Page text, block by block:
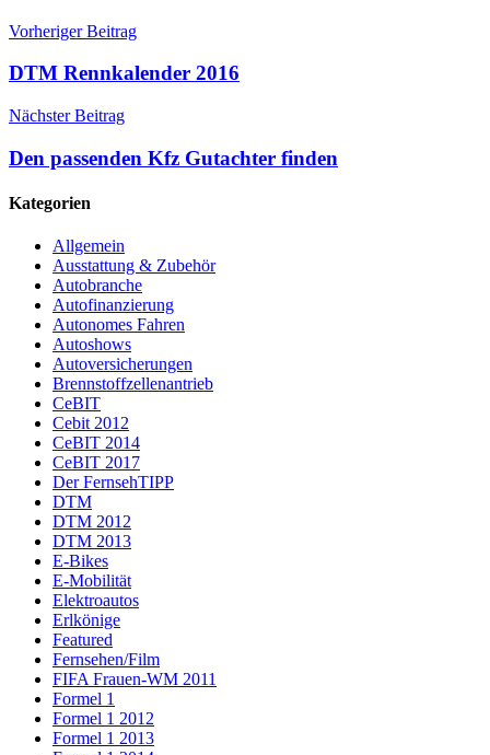
Vorheriger Beitrag
DTM Rennkalender 2016
Nächster Beitrag
Den passenden Kfz Gutachter finden
Kategorien
Allgemein
Ausstattung & Zubehör
Autobranche
Autofinanzierung
Autonomes Fahren
Autoshows
Autoversicherungen
Brennstoffzellenantrieb
CeBIT
Cebit 2012
CeBIT 2014
CeBIT 2017
Der FernsehTIPP
DTM
DTM 2012
DTM 2013
E-Bikes
E-Mobilität
Elektroautos
Erlkönige
Featured
Fernsehen/Film
FIFA Frauen-WM 2011
Formel 1
Formel 1 2012
Formel 1 2013